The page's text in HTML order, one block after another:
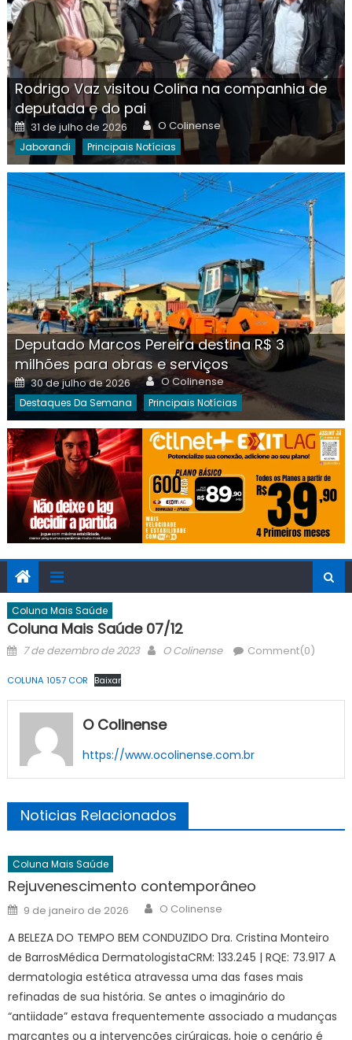
Rodrigo Vaz visitou Colina na companhia de
deputada e do pai
Posted
on
31 de julho de 2026 Author
O Colinense
Jaborandi Principais Notícias
Deputado Marcos Pereira destina R$ 3
milhões para obras e serviços
Posted
on
30 de julho de 2026 Author
O Colinense
Destaques Da Semana Principais Notícias
Coluna Mais Saúde
Coluna Mais Saúde 07/12
Posted
7 de dezembro de 2023 Author
O Colinense Comment(0)
COLUNA 1057 COR Baixar
O Colinense
https://www.ocolinense.com.br
Noticias Relacionados
Coluna Mais Saúde
Rejuvenescimento contemporâneo
Posted
on
9 de janeiro de 2026 Author
O Colinense
A BELEZA DO TEMPO BEM CONDUZIDO Dra. Cristina Monteiro
de BarrosMédica DermatologistaCRM: 133.245 | RQE: 73.917 A
dermatologia estética atravessa uma das fases mais
refinadas de sua história. Se antes o imaginário do
“antiidade” estava frequentemente associado a mudanças
marcantes ou a intervenções cirúrgicas, hoje o cenário é